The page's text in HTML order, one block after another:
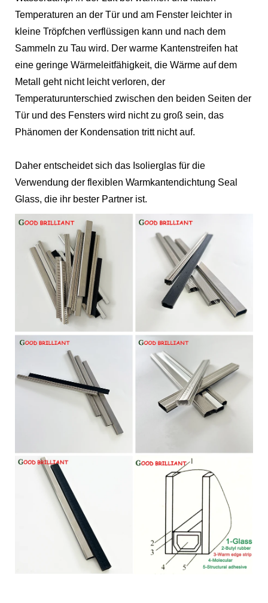
Temperaturen an der Tür und am Fenster leichter in
kleine Tröpfchen verflüssigen kann und nach dem
Sammeln zu Tau wird. Der warme Kantenstreifen hat
eine geringe Wärmeleitfähigkeit, die Wärme auf dem
Metall geht nicht leicht verloren, der
Temperaturunterschied zwischen den beiden Seiten der
Tür und des Fensters wird nicht zu groß sein, das
Phänomen der Kondensation tritt nicht auf.
Daher entscheidet sich das Isolierglas für die
Verwendung der flexiblen Warmkantendichtung Seal
Glass, die ihr bester Partner ist.